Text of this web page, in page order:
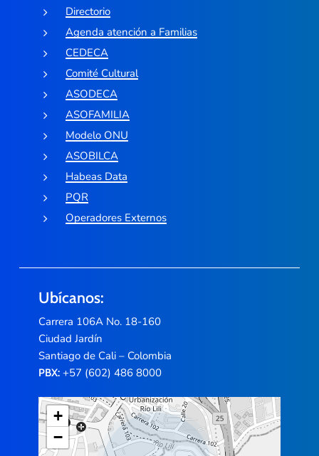
Directorio
Agenda atención a Familias
CEDECA
Comité Cultural
ASODECA
ASOFAMILIA
Modelo ONU
ASOBILCA
Habeas Data
PQR
Operadores Externos
Ubícanos:
Carrera 106A No. 18-160
Ciudad Jardín
Santiago de Cali – Colombia
PBX:+57 (602) 486 8000
+
−